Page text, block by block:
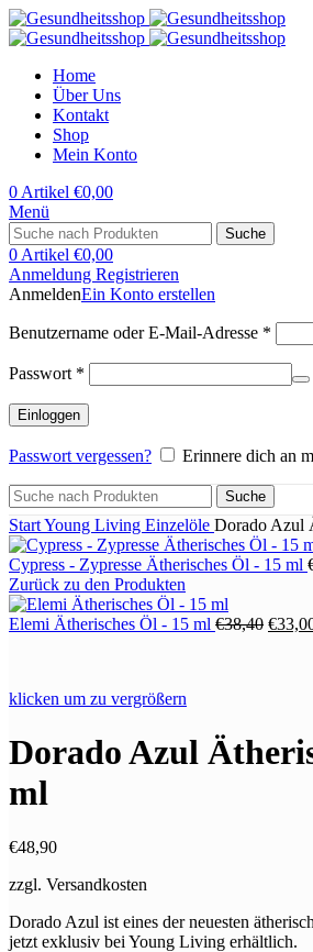
Home
Über Uns
Kontakt
Shop
Mein Konto
0 Artikel €0,00
Menü
Suche
0 Artikel €0,00
Anmeldung Registrieren
AnmeldenEin Konto erstellen
Benutzername oder E-Mail-Adresse *
Passwort *
Einloggen
Passwort vergessen? Erinnere dich an
Suche
StartYoung Living Einzelöle Dorado Azul
Cypress - Zypresse Ätherisches Öl - 15 ml
Zurück zu den Produkten
Elemi Ätherisches Öl - 15 ml €38,40 €
klicken um zu vergrößern
Dorado Azul
ml
€48,90
zzgl. Versandkosten
Dorado Azul ist eines der neuesten
jetzt exklusiv bei Young Living erhältlich.